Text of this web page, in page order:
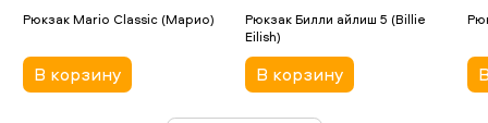
Рюкзак Mario Classic (Марио)
В корзину
Рюкзак Билли айлиш 5 (Billie
Eilish)
В корзину